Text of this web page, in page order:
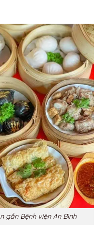
gần Bệnh viện An Bình